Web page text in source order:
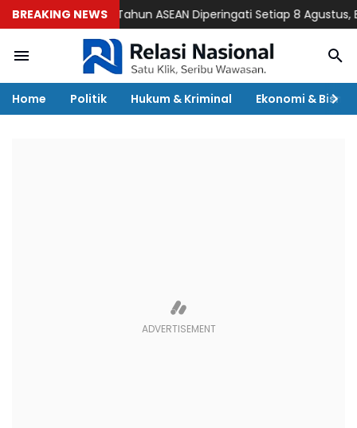
BREAKING NEWS
Ulang Tahun ASEAN Diperingati Setiap 8 Agustus, Begini
Home Politik Hukum & Kriminal Ekonomi & Bisnis